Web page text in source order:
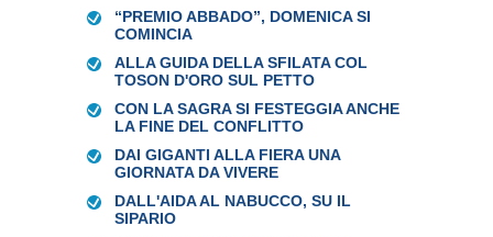
“PREMIO ABBADO”, DOMENICA SI
COMINCIA
ALLA GUIDA DELLA SFILATA COL
TOSON D'ORO SUL PETTO
CON LA SAGRA SI FESTEGGIA ANCHE
LA FINE DEL CONFLITTO
DAI GIGANTI ALLA FIERA UNA
GIORNATA DA VIVERE
DALL'AIDA AL NABUCCO, SU IL
SIPARIO